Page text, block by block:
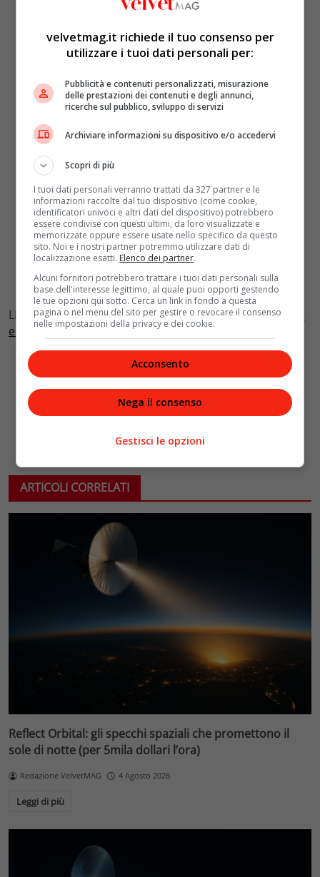
LEGGI ANCHE:Il Presepe del Vaticano si veste dei colori
e dei simboli de Perù
ARTICOLI CORRELATI
Reflect Orbital: gli specchi spaziali che promettono il
sole di notte (per 5mila dollari l’ora)
Redazione VelvetMAG 4 Agosto 2026
Leggi di più
velvetmag.it richiede il tuo consenso per
utilizzare i tuoi dati personali per:
Pubblicità e contenuti personalizzati, misurazione
delle prestazioni dei contenuti e degli annunci,
ricerche sul pubblico, sviluppo di servizi
Archiviare informazioni su dispositivo e/o accedervi
Scopri di più
I tuoi dati personali verranno trattati da 327 partner e le
informazioni raccolte dal tuo dispositivo (come cookie,
identificatori univoci e altri dati del dispositivo) potrebbero
essere condivise con questi ultimi, da loro visualizzate e
memorizzate oppure essere usate nello specifico da questo
sito. Noi e i nostri partner potremmo utilizzare dati di
localizzazione esatti. Elenco dei partner.
Alcuni fornitori potrebbero trattare i tuoi dati personali sulla
base dell'interesse legittimo, al quale puoi opporti gestendo
le tue opzioni qui sotto. Cerca un link in fondo a questa
pagina o nel menu del sito per gestire o revocare il consenso
nelle impostazioni della privacy e dei cookie.
Acconsento
Nega il consenso
Gestisci le opzioni